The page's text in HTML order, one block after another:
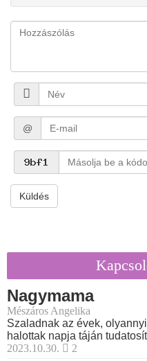
@
Küldés
Nagymama
Mészáros Angelika
Szaladnak az évek,
halottak napja táján
2023.10.30.
2